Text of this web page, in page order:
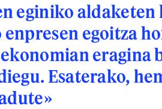
eginiko aldaketen
egoitza
eragina
Esaterako,